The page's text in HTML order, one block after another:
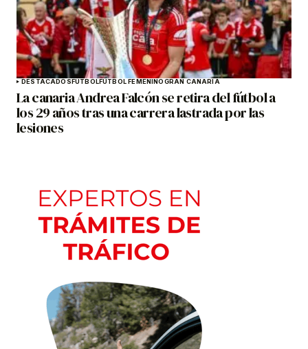
DESTACADOSFÚTBOLFÚTBOL FEMENINOGRAN CANARIA
La canaria Andrea Falcón se retira del fútbol a
los 29 años tras una carrera lastrada por las
lesiones